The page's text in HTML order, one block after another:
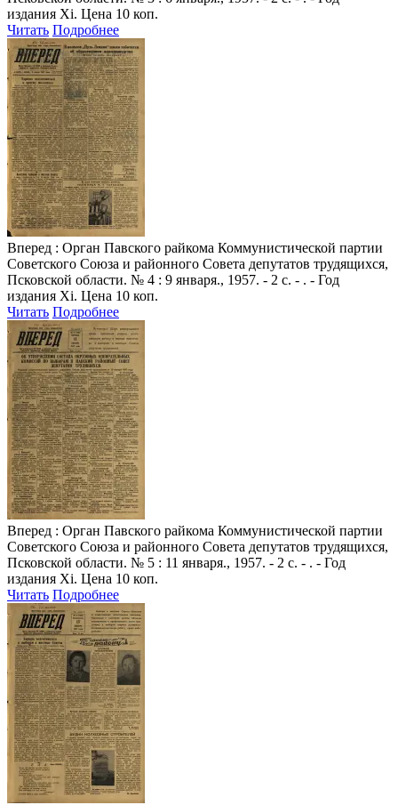
издания Xi. Цена 10 коп.
Читать Подробнее
Вперед : Орган Павского райкома Коммунистической партии
Советского Союза и районного Совета депутатов трудящихся,
Псковской области. № 4 : 9 января., 1957. - 2 с. - . - Год
издания Xi. Цена 10 коп.
Читать Подробнее
Вперед : Орган Павского райкома Коммунистической партии
Советского Союза и районного Совета депутатов трудящихся,
Псковской области. № 5 : 11 января., 1957. - 2 с. - . - Год
издания Xi. Цена 10 коп.
Читать Подробнее